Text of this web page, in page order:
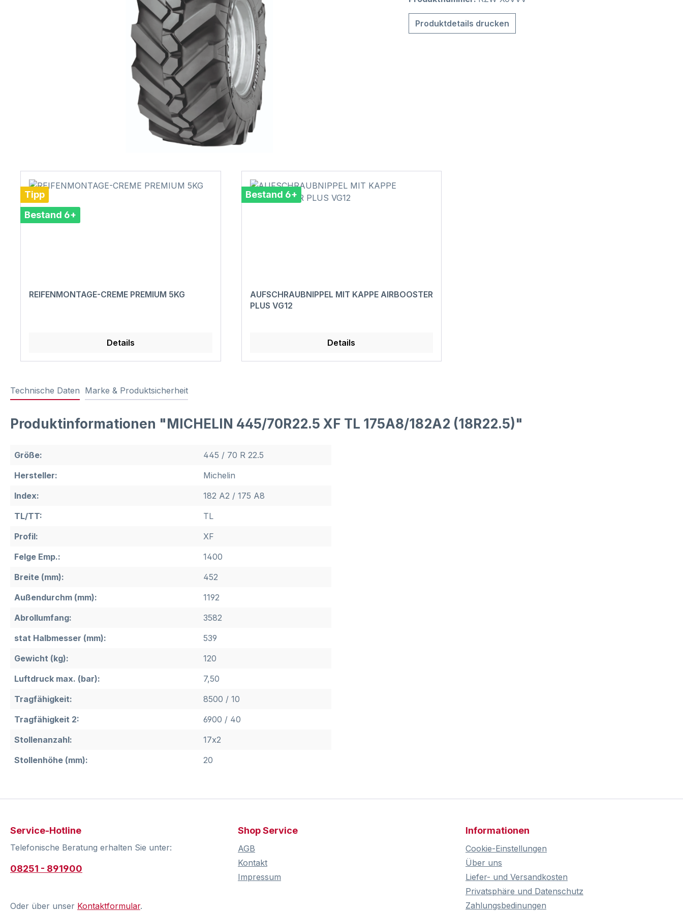
Produktdetails drucken
Tipp
Bestand 6+
REIFENMONTAGE-CREME PREMIUM 5KG
Details
Bestand 6+
AUFSCHRAUBNIPPEL MIT KAPPE AIRBOOSTER
PLUS VG12
Details
Technische Daten Marke & Produktsicherheit
Produktinformationen "MICHELIN 445/70R22.5 XF TL 175A8/182A2 (18R22.5)"
Größe:
445 / 70 R 22.5
Hersteller:
Michelin
Index:
182 A2 / 175 A8
TL/TT:
TL
Profil:
XF
Felge Emp.:
1400
Breite (mm):
452
Außendurchm (mm):
1192
Abrollumfang:
3582
stat Halbmesser (mm):
539
Gewicht (kg):
120
Luftdruck max. (bar):
7,50
Tragfähigkeit:
8500 / 10
Tragfähigkeit 2:
6900 / 40
Stollenanzahl:
17x2
Stollenhöhe (mm):
20
Service-Hotline
Telefonische Beratung erhalten Sie unter:
08251 - 891900
Oder über unser Kontaktformular.
Shop Service
AGB
Kontakt
Impressum
Informationen
Cookie-Einstellungen
Über uns
Liefer- und Versandkosten
Privatsphäre und Datenschutz
Zahlungsbedinungen